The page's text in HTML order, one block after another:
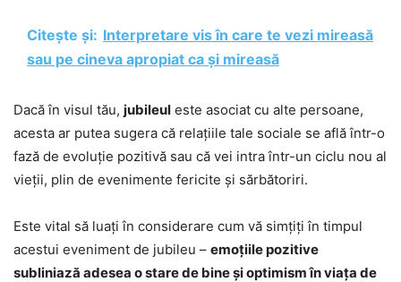
Citește și: Interpretare vis în care te vezi mireasă
sau pe cineva apropiat ca și mireasă
Dacă în visul tău, jubileul este asociat cu alte persoane,
acesta ar putea sugera că relațiile tale sociale se află într-o
fază de evoluție pozitivă sau că vei intra într-un ciclu nou al
vieții, plin de evenimente fericite și sărbătoriri.
Este vital să luați în considerare cum vă simțiți în timpul
acestui eveniment de jubileu – emoțiile pozitive
subliniază adesea o stare de bine și optimism în viața de